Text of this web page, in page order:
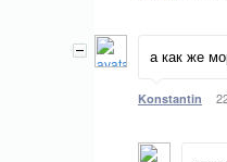
а как же
Konstantin